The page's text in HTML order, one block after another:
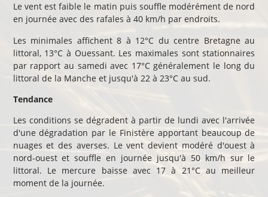
Le vent est faible le matin puis souffle modérément de nord
en journée avec des rafales à 40 km/h par endroits.
Les minimales affichent 8 à 12°C du centre Bretagne au
littoral, 13°C à Ouessant. Les maximales sont stationnaires
par rapport au samedi avec 17°C généralement le long du
littoral de la Manche et jusqu'à 22 à 23°C au sud.
Tendance
Les conditions se dégradent à partir de lundi avec l'arrivée
d'une dégradation par le Finistère apportant beaucoup de
nuages et des averses. Le vent devient modéré d'ouest à
nord-ouest et souffle en journée jusqu'à 50 km/h sur le
littoral. Le mercure baisse avec 17 à 21°C au meilleur
moment de la journée.